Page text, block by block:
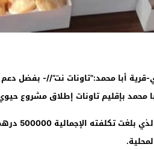
قرية أبا محمد:”تاونات نت”//- بفضل
محمد بإقليم تاونات إطلاق مشروع
هذا